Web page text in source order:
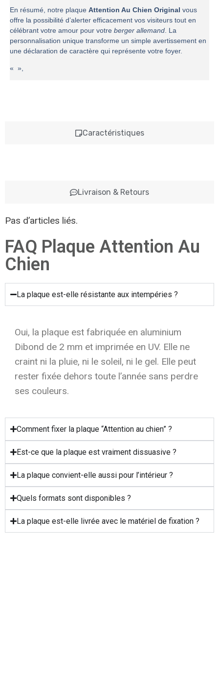
Caractéristiques
Livraison & Retours
En résumé, notre plaque Attention Au Chien Original vous
offre la possibilité d’alerter efficacement vos visiteurs tout en
célébrant votre amour pour votre berger allemand. La
personnalisation unique transforme un simple avertissement en
une déclaration de caractère qui représente votre foyer.
« »,
Pas d’articles liés.
FAQ Plaque Attention Au
Chien
La plaque est-elle résistante aux intempéries ?
Oui, la plaque est fabriquée en aluminium
Dibond de 2 mm et imprimée en UV. Elle ne
craint ni la pluie, ni le soleil, ni le gel. Elle peut
rester fixée dehors toute l’année sans perdre
ses couleurs.
Comment fixer la plaque “Attention au chien” ?
Est-ce que la plaque est vraiment dissuasive ?
La plaque convient-elle aussi pour l’intérieur ?
Quels formats sont disponibles ?
La plaque est-elle livrée avec le matériel de fixation ?